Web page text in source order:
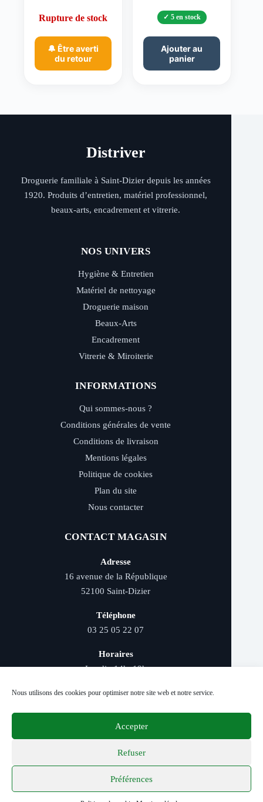
Nous utilisons des cookies pour optimiser notre site web et notre service.
Accepter
Refuser
Préférences
Rupture de stock
🔔 Être averti
du retour
5 en stock
Ajouter au
panier
Distriver
Droguerie familiale à Saint-Dizier depuis les années
1920. Produits d’entretien, matériel professionnel,
beaux-arts, encadrement et vitrerie.
NOS UNIVERS
Hygiène & Entretien
Matériel de nettoyage
Droguerie maison
Beaux-Arts
Encadrement
Vitrerie & Miroiterie
INFORMATIONS
Qui sommes-nous ?
Conditions générales de vente
Conditions de livraison
Mentions légales
Politique de cookies
Plan du site
Nous contacter
CONTACT MAGASIN
Adresse
16 avenue de la République
52100 Saint-Dizier
Téléphone
03 25 05 22 07
Horaires
Lundi : 14h–19h
Livraison rapide - Retrait magasin - Paiement
© 2026 Distriver — Tous droits réservés.